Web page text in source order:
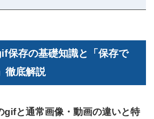
保存の基礎知識と「保存で
徹底解説
gifと通常画像・動画の違いと特